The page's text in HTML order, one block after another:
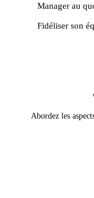
Manager au
Fidéliser son
Abordez les